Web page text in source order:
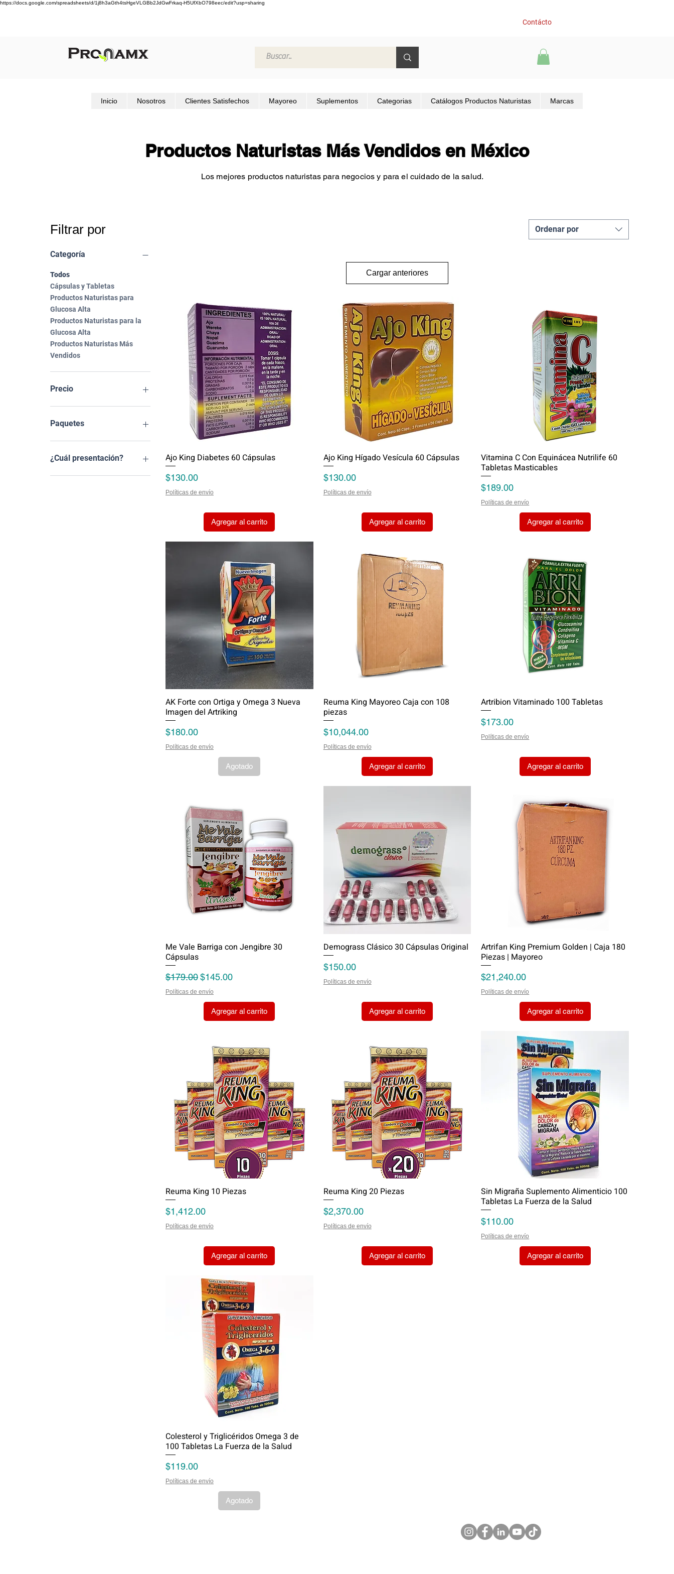
https://docs.google.com/spreadsheets/d/1j8h3aGth4tsHgeVLGBb2JdGwFrkaq-H5UfXbO798eec/edit?usp=sharing
Contácto
Inicio Nosotros Clientes Satisfechos Mayoreo Suplementos Categorias Catálogos Productos Naturistas Marcas
Productos Naturistas Más Vendidos en México
Los mejores productos naturistas para negocios y para el cuidado de la salud.
Filtrar por
Categoría
Todos
Cápsulas y Tabletas
Productos Naturistas para
Glucosa Alta
Productos Naturistas para la
Glucosa Alta
Productos Naturistas Más
Vendidos
Precio
99 MXN
Paquetes
1 pieza
12 piezas
35 piezas
¿Cuál presentación?
Golden
Ordenar por
Cargar anteriores
Ajo King Diabetes 60 Cápsulas
Precio
$130.00
Políticas de envío
Agregar al carrito
Ajo King Hígado Vesícula 60 Cápsulas
Precio
$130.00
Políticas de envío
Agregar al carrito
Vitamina C Con Equinácea Nutrilife 60
Tabletas Masticables
Precio
$189.00
Políticas de envío
Agregar al carrito
AK Forte con Ortiga y Omega 3 Nueva
Imagen del Artriking
Precio
$180.00
Políticas de envío
Agotado
Reuma King Mayoreo Caja con 108
piezas
Precio
$10,044.00
Políticas de envío
Agregar al carrito
Artribion Vitaminado 100 Tabletas
Precio
$173.00
Políticas de envío
Agregar al carrito
Me Vale Barriga con Jengibre 30
Cápsulas
Precio
$179.00Precio de oferta
$145.00
Políticas de envío
Agregar al carrito
Demograss Clásico 30 Cápsulas Original
Precio
$150.00
Políticas de envío
Agregar al carrito
Artrifan King Premium Golden | Caja 180
Piezas | Mayoreo
Precio
$21,240.00
Políticas de envío
Agregar al carrito
Reuma King 10 Piezas
Precio
$1,412.00
Políticas de envío
Agregar al carrito
Reuma King 20 Piezas
Precio
$2,370.00
Políticas de envío
Agregar al carrito
Sin Migraña Suplemento Alimenticio 100
Tabletas La Fuerza de la Salud
Precio
$110.00
Políticas de envío
Agregar al carrito
Colesterol y Triglicéridos Omega 3 de
100 Tabletas La Fuerza de la Salud
Precio
$119.00
Políticas de envío
Agotado